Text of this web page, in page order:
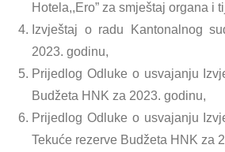
Hotela,,Ero” za smještaj organa i
Izvještaj o radu Kantonalnog
2023. godinu,
Prijedlog Odluke o usvajanju
Budžeta HNK za 2023. godinu,
Prijedlog Odluke o usvajanju
Tekuće rezerve Budžeta HNK za